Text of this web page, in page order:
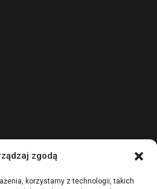
zgodą
korzystamy z technologii, takich